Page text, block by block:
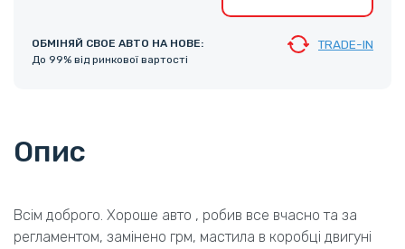
ОБМІНЯЙ СВОЕ АВТО НА НОВЕ:
До 99% від ринкової вартості
TRADE-IN
Опис
Всім доброго. Хороше авто , робив все вчасно та за
регламентом, замінено грм, мастила в коробці двигуні